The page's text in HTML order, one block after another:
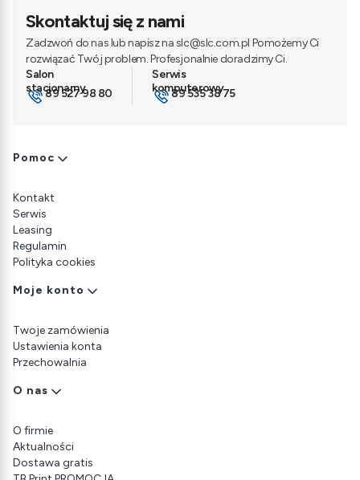
Skontaktuj się z nami
Zadzwoń do nas lub napisz na slc@slc.com.pl Pomożemy Ci
rozwiązać Twój problem. Profesjonalnie doradzimy Ci.
89 527 98 80 89 535 38 75
Linki w stopce
Pomoc
Kontakt
Serwis
Leasing
Regulamin
Polityka cookies
Moje konto
Twoje zamówienia
Ustawienia konta
Przechowalnia
O nas
O firmie
Aktualności
Dostawa gratis